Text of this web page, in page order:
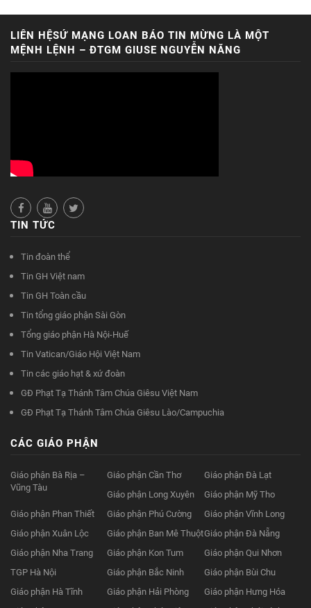
LIÊN HỆSỨ MẠNG LOAN BÁO TIN MỪNG LÀ MỘT
MỆNH LỆNH – ĐTGM GIUSE NGUYỄN NĂNG
TIN TỨC
Tin đoàn thể
Tin GH Việt nam
Tin GH Toàn cầu
Tin tổng giáo phận Sài Gòn
Tổng giáo phận Hà Nội-Huế
Tin Vatican/Giáo Hội Việt Nam
Tin các giáo hạt & xứ đoàn
GĐ Phạt Tạ Thánh Tâm Chúa Giêsu Việt Nam
GĐ Phạt Tạ Thánh Tâm Chúa Giêsu Lào/Campuchia
CÁC GIÁO PHẬN
Giáo phận Bà Rịa –
Vũng Tàu
Giáo phận Cần Thơ
Giáo phận Đà Lạt
Giáo phận Long Xuyên
Giáo phận Mỹ Tho
Giáo phận Phan Thiết
Giáo phận Phú Cường
Giáo phận Vĩnh Long
Giáo phận Xuân Lộc
Giáo phận Ban Mê ThuộtGiáo phận Đà Nẵng
Giáo phận Nha Trang
Giáo phận Kon Tum
Giáo phận Qui Nhơn
TGP Hà Nội
Giáo phận Bắc Ninh
Giáo phận Bùi Chu
Giáo phận Hà Tĩnh
Giáo phận Hải Phòng
Giáo phận Hưng Hóa